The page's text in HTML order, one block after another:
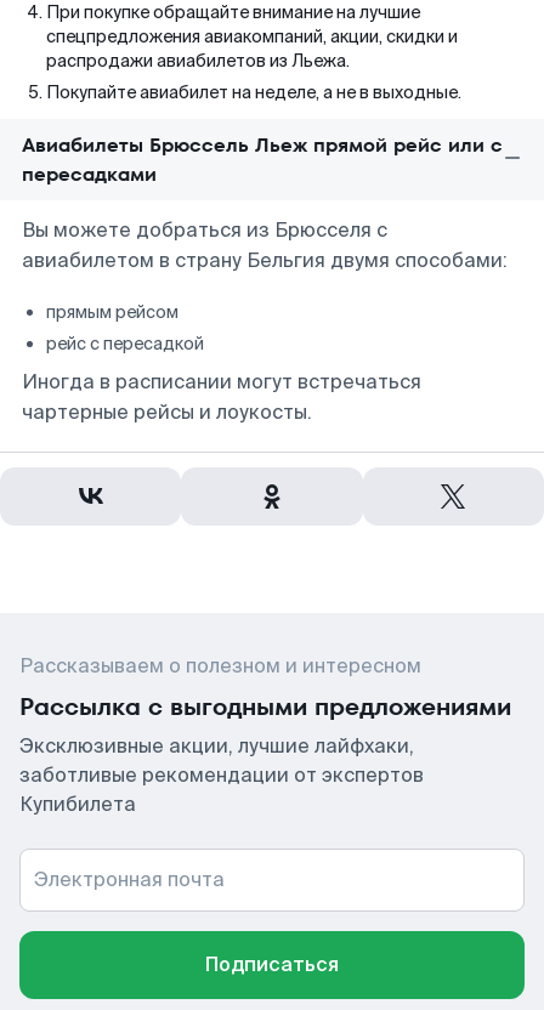
При покупке обращайте внимание на лучшие
спецпредложения авиакомпаний, акции, скидки и
распродажи авиабилетов из Льежа.
Покупайте авиабилет на неделе, а не в выходные.
Авиабилеты Брюссель Льеж прямой рейс или с
пересадками
Вы можете добраться из Брюсселя с
авиабилетом в страну Бельгия двумя способами:
прямым рейсом
рейс с пересадкой
Иногда в расписании могут встречаться
чартерные рейсы и лоукосты.
Рассказываем о полезном и интересном
Рассылка с выгодными предложениями
Эксклюзивные акции, лучшие лайфхаки,
заботливые рекомендации от экспертов
Купибилета
Электронная почта
Подписаться